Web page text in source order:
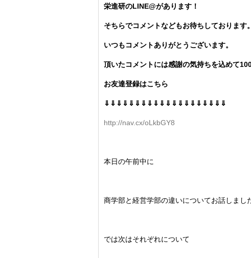
栄進研のLINE@があります！
そちらでコメントなどもお待ちしております。
いつもコメントありがとうございます。
頂いたコメントには感謝の気持ちを込めて
お友達登録はこちら
⇓⇓⇓⇓⇓⇓⇓⇓⇓⇓⇓⇓⇓⇓⇓⇓⇓⇓⇓⇓
http://nav.cx/oLkbGY8
本日の午前中に
商学部と経営学部の違いについてお話しまし
では次はそれぞれについて